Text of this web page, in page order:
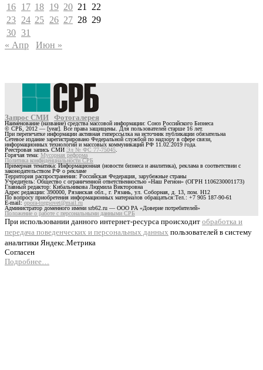
16 17 18 19 20 21
22
23 24 25 26 27 28 29
30 31
« Апр
Июн »
Запрос СМИ Фотогалерея
Наименование (название) средства массовой информации: Союз Российского Бизнеса
© СРБ, 2012 — [year]. Все права защищены. Для пользователей старше 16 лет.
При перепечатке информации активная гиперссылка на источник публикации обязательна
Сетевое издание зарегистрировано Федеральной службой по надзору в сфере связи,
информационных технологий и массовых коммуникаций РФ 11.02.2019 года.
Реестровая запись СМИ Эл № ФС 77-75045
Горячая тема: Мусорная реформа
Политика конфиденциальности СРБ
Примерная тематика: Информационная (новости бизнеса и аналитика), реклама в соответствии с
законодательством РФ о рекламе
Территория распространения: Российская Федерация, зарубежные страны
Учредитель: Общество с ограниченной ответственностью «Наш Регион» (ОГРН 1106230001173)
Главный редактор: Кибальникова Людмила Викторовна
Адрес редакции: 390000, Рязанская обл., г. Рязань, ул. Соборная, д. 13, пом. Н12
По вопросу приобретения информационных материалов обращаться:Тел.: +7 905 187-90-61
E-mail:opora-torgsovet@mail.ru
Администратор доменного имени srb62.ru — ООО РА «Доверие потребителей»
Положение о работе с персональными данными СРБ
При использовании данного интернет-ресурса происходит обработка и
передача поведенческих и персональных данных пользователей в систему
аналитики Яндекс.Метрика
Согласен
Подробнее…